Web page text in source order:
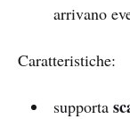
arrivano
Caratteristiche:
supporta